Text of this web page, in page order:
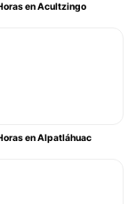
en Acultzingo
en Alpatláhuac